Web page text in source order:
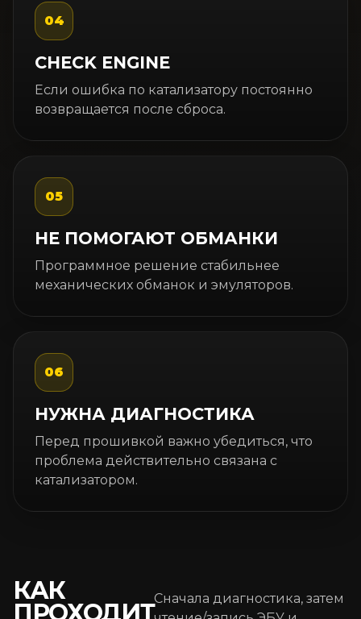
04
CHECK ENGINE
Если ошибка по катализатору постоянно
возвращается после сброса.
05
НЕ ПОМОГАЮТ ОБМАНКИ
Программное решение стабильнее
механических обманок и эмуляторов.
06
НУЖНА ДИАГНОСТИКА
Перед прошивкой важно убедиться, что
проблема действительно связана с
катализатором.
КАК
ПРОХОДИТСначала диагностика, затем